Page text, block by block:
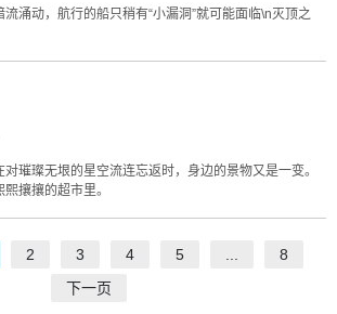
涌动，航行的船只稍有“小漏洞”就可能面临\n灭顶之
璀璨无垠的星空流连忘返时，身边的景物又是一变。
攘攘的超市里。
2 3 4 5
8
下一页